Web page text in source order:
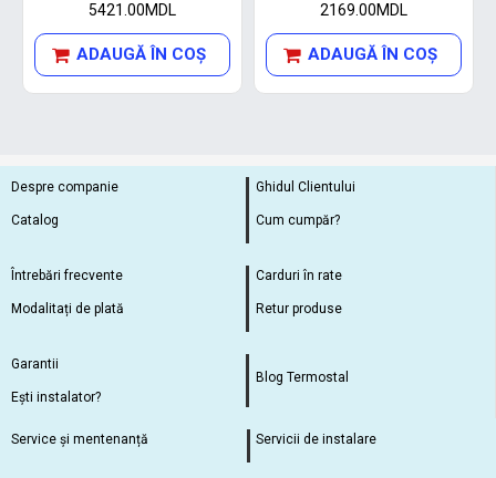
5421.00MDL
ADAUGĂ ÎN COŞ
2169.00MDL
ADAUGĂ ÎN COŞ
Despre companie
Catalog
Ghidul Clientului
Cum cumpăr?
Întrebări frecvente
Modalitați de plată
Carduri în rate
Retur produse
Garantii
Ești instalator?
Blog Termostal
Service și mentenanță Servicii de instalare